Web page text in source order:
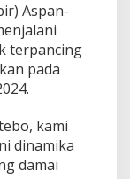
Aspan-
terpancing
pada
kami
dinamika
damai